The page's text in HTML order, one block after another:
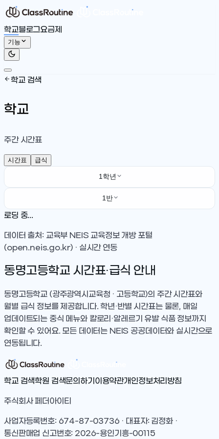
학교블로그요금제
기능
학교 검색
학교
주간 시간표
시간표 급식
1학년
1반
로딩 중...
데이터 출처: 교육부 NEIS 교육정보 개방 포털
(open.neis.go.kr) · 실시간 연동
동명고등학교 시간표·급식 안내
동명고등학교 (광주광역시교육청 · 고등학교)의 주간 시간표와
월별 급식 정보를 제공합니다. 학년·반별 시간표는 물론, 매일
업데이트되는 중식 메뉴와 칼로리·알레르기 유발 식품 정보까지
확인할 수 있어요. 모든 데이터는 NEIS 공공데이터와 실시간으로
연동됩니다.
학교 검색학원 검색문의하기 이용약관개인정보처리방침
주식회사 페더아이티
사업자등록번호: 674-87-03736 · 대표자: 김정화 ·
통신판매업 신고번호: 2026-용인기흥-00115